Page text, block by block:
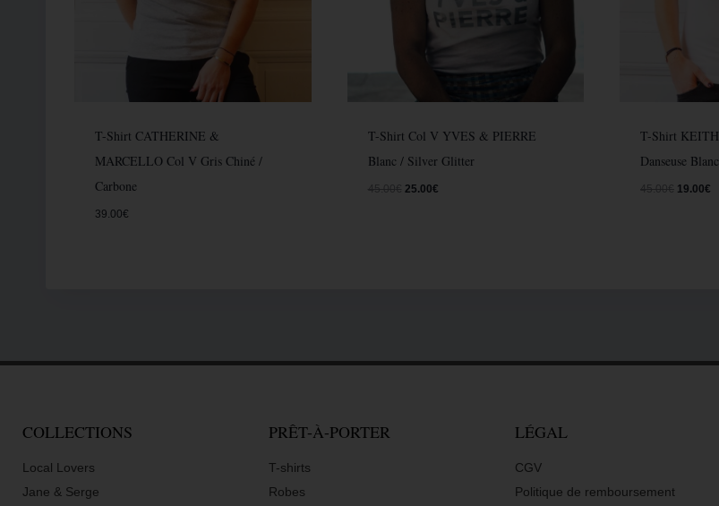
T-Shirt CATHERINE &
MARCELLO Col V Gris Chiné /
Carbone
39.00€
T-Shirt Col V YVES & PIERRE
Blanc / Silver Glitter
25.00€
T-Shirt
Danseuse
19.00€
COLLECTIONS
Local Lovers
Jane & Serge
PRÊT-À-PORTER
T-shirts
Robes
LÉGAL
CGV
Politique de remboursement